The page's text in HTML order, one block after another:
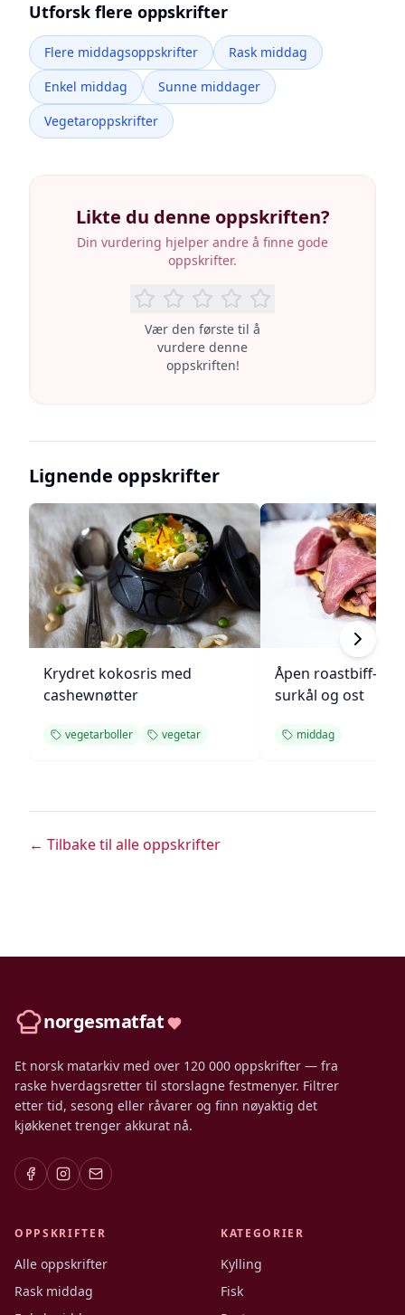
Utforsk flere oppskrifter
Flere middagsoppskrifter
Rask middag
Enkel middag
Sunne middager
Vegetaroppskrifter
Likte du denne oppskriften?
Din vurdering hjelper andre å finne gode
oppskrifter.
Vær den første til å
vurdere denne
oppskriften!
Lignende oppskrifter
Krydret kokosris med
cashewnøtter
vegetarboller vegetar
Åpen roastbiff-
surkål og ost
middag
← Tilbake til alle oppskrifter
norgesmatfat
Et norsk matarkiv med over 120 000 oppskrifter — fra
raske hverdagsretter til storslagne festmenyer. Filtrer
etter tid, sesong eller råvarer og finn nøyaktig det
kjøkkenet trenger akkurat nå.
OPPSKRIFTER
Alle oppskrifter
Rask middag
KATEGORIER
Kylling
Fisk